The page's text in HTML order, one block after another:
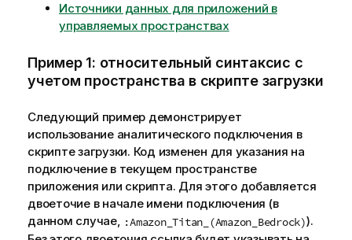
Источники данных для приложений в
управляемых пространствах
Пример 1: относительный синтаксис с
учетом пространства в скрипте загрузки
Следующий пример демонстрирует
использование аналитического подключения в
скрипте загрузки. Код изменен для указания на
подключение в текущем пространстве
приложения или скрипта. Для этого добавляется
двоеточие в начале имени подключения (в
данном случае, :Amazon_Titan_(Amazon_Bedrock)).